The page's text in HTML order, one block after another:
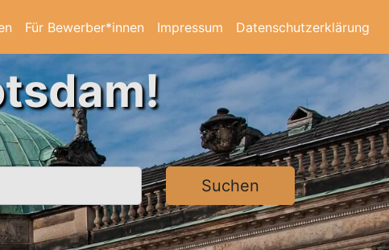
Für Bewerber*innen Impressum Datenschutzerklärung
Suchen